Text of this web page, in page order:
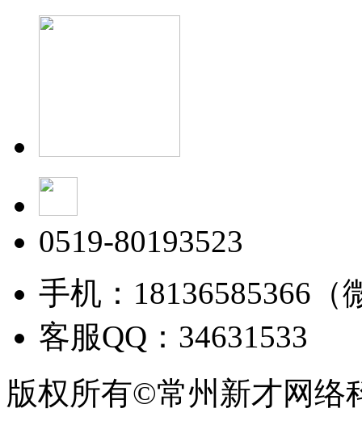
0519-80193523
手机：18136585366（
客服QQ：34631533
版权所有©常州新才网络